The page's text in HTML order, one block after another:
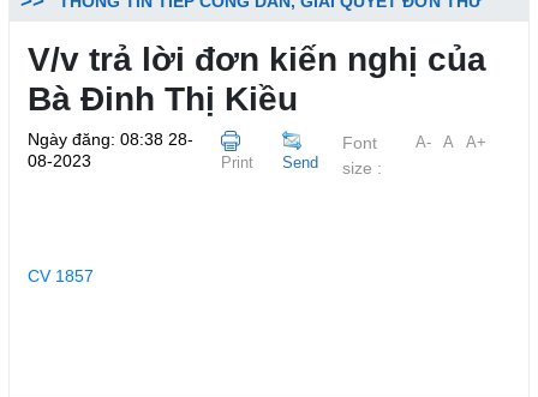
V/v trả lời đơn kiến nghị của
Bà Đinh Thị Kiều
Ngày đăng: 08:38 28-
08-2023
Print Send
Font
size :
A- A A+
CV 1857